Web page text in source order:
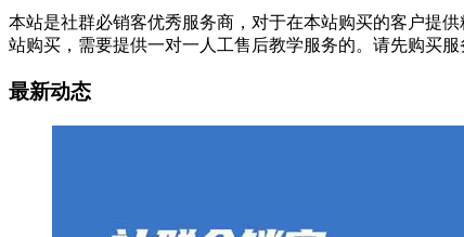
本站是社群必销客优秀服务商，对于在本站购买的客户提
站购买，需要提供一对一人工售后教学服务的。请先购买服
最新动态